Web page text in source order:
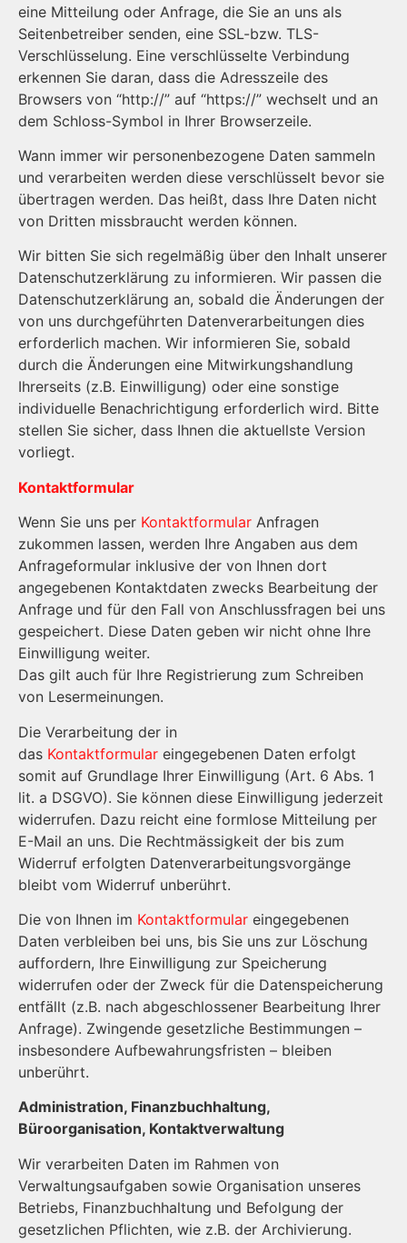
eine Mitteilung oder Anfrage, die Sie an uns als
Seitenbetreiber senden, eine SSL-bzw. TLS-
Verschlüsselung. Eine verschlüsselte Verbindung
erkennen Sie daran, dass die Adresszeile des
Browsers von “http://” auf “https://” wechselt und an
dem Schloss-Symbol in Ihrer Browserzeile.
Wann immer wir per­so­nen­be­zo­gene Daten sammeln
und verarbeiten werden diese verschlüsselt bevor sie
übertragen werden. Das heißt, dass Ihre Daten nicht
von Dritten missbraucht werden können.
Wir bitten Sie sich regelmäßig über den Inhalt unserer
Datenschutzerklärung zu informieren. Wir passen die
Datenschutzerklärung an, sobald die Änderungen der
von uns durchgeführten Datenverarbeitungen dies
erforderlich machen. Wir informieren Sie, sobald
durch die Änderungen eine Mitwirkungshandlung
Ihrerseits (z.B. Einwilligung) oder eine sonstige
individuelle Benachrichtigung erforderlich wird. Bitte
stellen Sie sicher, dass Ihnen die aktuellste Ver­si­on
vorliegt.
Kontaktformular
Wenn Sie uns per Kontaktformular Anfragen
zukommen lassen, werden Ihre Angaben aus dem
Anfrageformular inklusive der von Ihnen dort
angegebenen Kontaktdaten zwecks Bearbeitung der
Anfrage und für den Fall von Anschlussfragen bei uns
gespeichert. Diese Daten geben wir nicht ohne Ihre
Einwilligung weiter.
Das gilt auch für Ihre Registrierung zum Schreiben
von Lesermeinungen.
Die Verarbeitung der in
das Kontaktformular eingegebenen Daten erfolgt
somit auf Grundlage Ihrer Einwilligung (Art. 6 Abs. 1
lit. a DSGVO). Sie können diese Einwilligung jederzeit
widerrufen. Dazu reicht eine formlose Mitteilung per
E-Mail an uns. Die Rechtmässigkeit der bis zum
Widerruf erfolgten Datenverarbeitungsvorgänge
bleibt vom Widerruf unberührt.
Die von Ihnen im Kontaktformular eingegebenen
Daten verbleiben bei uns, bis Sie uns zur Löschung
auffordern, Ihre Einwilligung zur Speicherung
widerrufen oder der Zweck für die Datenspeicherung
entfällt (z.B. nach abgeschlossener Bearbeitung Ihrer
Anfrage). Zwingende gesetzliche Bestimmungen –
insbesondere Aufbewahrungsfristen – bleiben
unberührt.
Administration, Finanzbuchhaltung,
Büroorganisation, Kontaktverwaltung
Wir verarbeiten Daten im Rahmen von
Verwaltungsaufgaben sowie Organisation unseres
Betriebs, Finanzbuchhaltung und Befolgung der
gesetzlichen Pflichten, wie z.B. der Archivierung.